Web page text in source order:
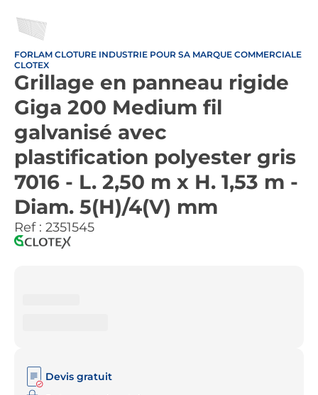
FORLAM CLOTURE INDUSTRIE POUR SA MARQUE COMMERCIALE
CLOTEX
Grillage en panneau rigide
Giga 200 Medium fil
galvanisé avec
plastification polyester gris
7016 - L. 2,50 m x H. 1,53 m -
Diam. 5(H)/4(V) mm
Ref : 2351545
Devis gratuit